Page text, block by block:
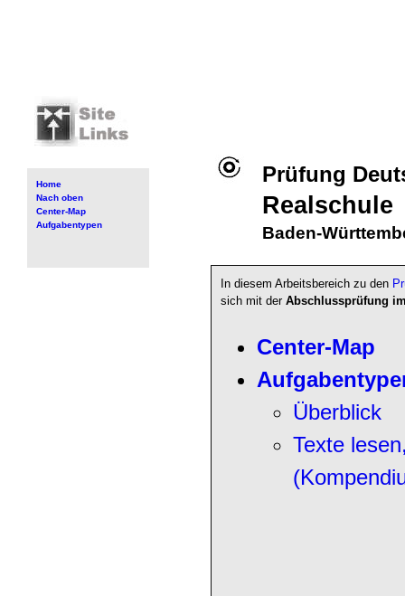
Home
Nach oben
Center-Map
Aufgabentypen
Prüfung
Realschule
Baden-
In diesem Arbeitsbereich zu den
sich mit der Abschlussprüfung
Center-Map
Überblick
Texte